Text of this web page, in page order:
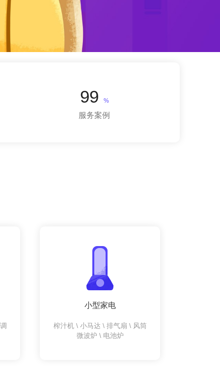
99 %
服务案例
小型家电
榨汁机 \ 小马达 \ 排气扇 \ 风筒
微波炉 \ 电池炉